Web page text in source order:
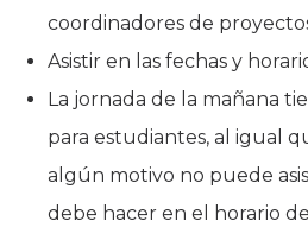
coordinadores de
Asistir en las fechas y
La jornada de la mañana
para estudiantes, al igual
algún motivo no puede
debe hacer en el horario